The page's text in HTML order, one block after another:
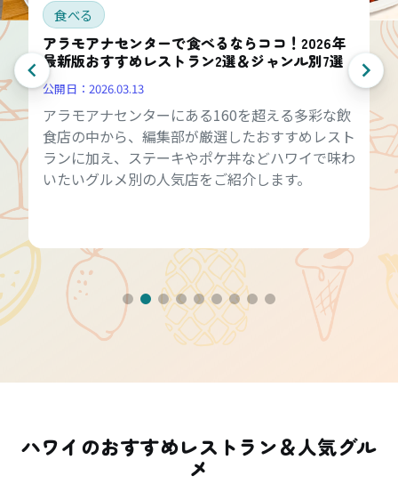
食べる
アラモアナセンターで食べるならココ！2026年
最新版おすすめレストラン2選＆ジャンル別7選
公開日： 2026.03.13
アラモアナセンターにある160を超える多彩な飲
食店の中から、編集部が厳選したおすすめレスト
ランに加え、ステーキやポケ丼などハワイで味わ
いたいグルメ別の人気店をご紹介します。
ハワイのおすすめレストラン＆人気グル
メ